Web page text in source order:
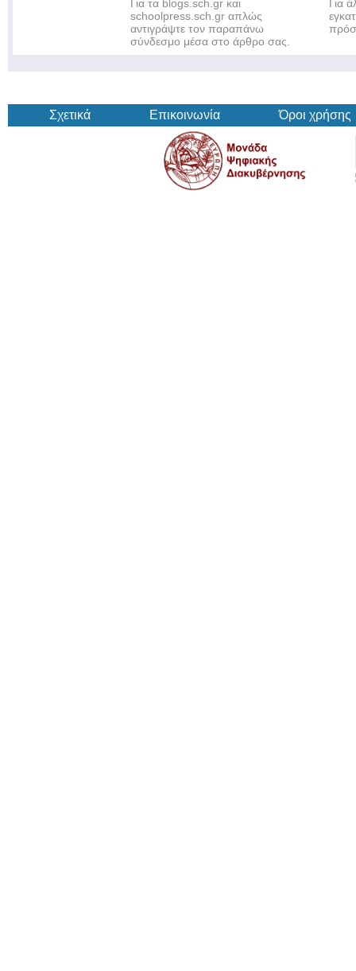
Για τα blogs.sch.gr και
schoolpress.sch.gr απλώς
αντιγράψτε τον παραπάνω
σύνδεσμο μέσα στο άρθρο σας.
Για
Σχετικά Επικοινωνία Όροι χρήσης